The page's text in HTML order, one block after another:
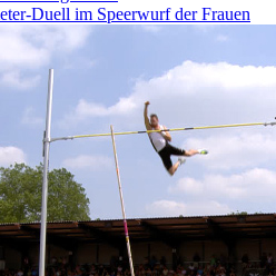
Duell im Speerwurf der Frauen